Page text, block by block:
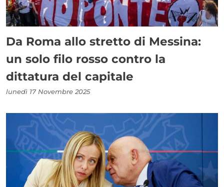
Da Roma allo stretto di Messina:
un solo filo rosso contro la
dittatura del capitale
lunedì 17 Novembre 2025